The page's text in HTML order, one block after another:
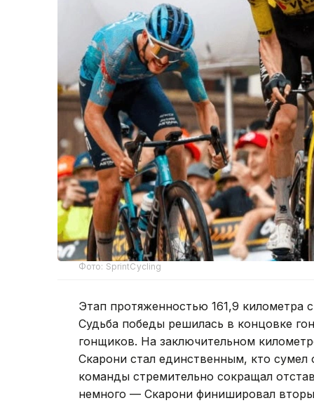
Фото: SprintCycling
Этап протяженностью 161,9 километра
Судьба победы решилась в концовке
гонщиков. На заключительном
Скарони стал единственным, кто сумел
команды стремительно сокращал
немного — Скарони финишировал